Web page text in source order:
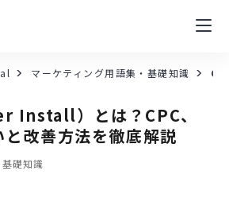
マーケティング用語集・基礎知識
Install）とは？CPC、
と改善方法を徹底解説
礎知識